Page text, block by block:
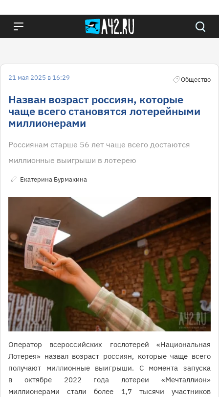
21 мая 2025 в 16:29 Общество
Назван возраст россиян, которые
чаще всего становятся лотерейными
миллионерами
Россиянам старше 56 лет чаще всего достаются
миллионные выигрыши в лотерею
Екатерина Бурмакина
Оператор всероссийских гослотерей «Национальная
Лотерея» назвал возраст россиян, которые чаще всего
получают миллионные выигрыши. С момента запуска
в октябре 2022 года лотереи «Мечталлион»
миллионерами стали более 1,7 тысячи участников